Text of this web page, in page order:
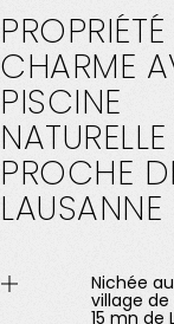
PROPRIÉTÉ
CHARME
PISCINE
NATURELLE
PROCHE
LAUSANNE
Nichée
village de
15 mn de